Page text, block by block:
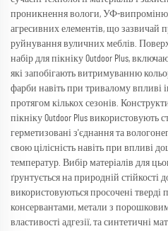
проникнення вологи, УФ-
агресивних елементів, що зазвичай
руйнування вуличних меблів.
набір для пікніку Outdoor Plus,
які запобігають витримуванню
фарби навіть при тривалому впливі
протягом кількох сезонів.
пікніку Outdoor Plus використовують
герметизовані з'єднання та
свою цілісність навіть при впливі
температур. Вибір матеріалів для
ґрунтується на природній стійкості
використовуються просочені
консервантами, метали з
властивості адгезії, та синтетичні